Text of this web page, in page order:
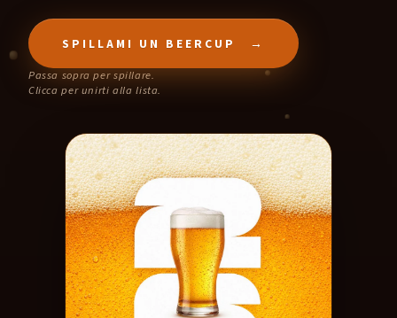
SPILLAMI UN BEERCUP →
Passa sopra per spillare.
Clicca per unirti alla lista.
AVVISAMI